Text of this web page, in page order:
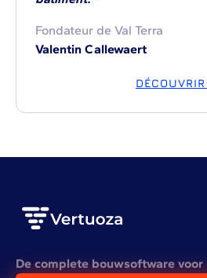
Fondateur de Val Terra
Valentin Callewaert
De complete bouwsoftware